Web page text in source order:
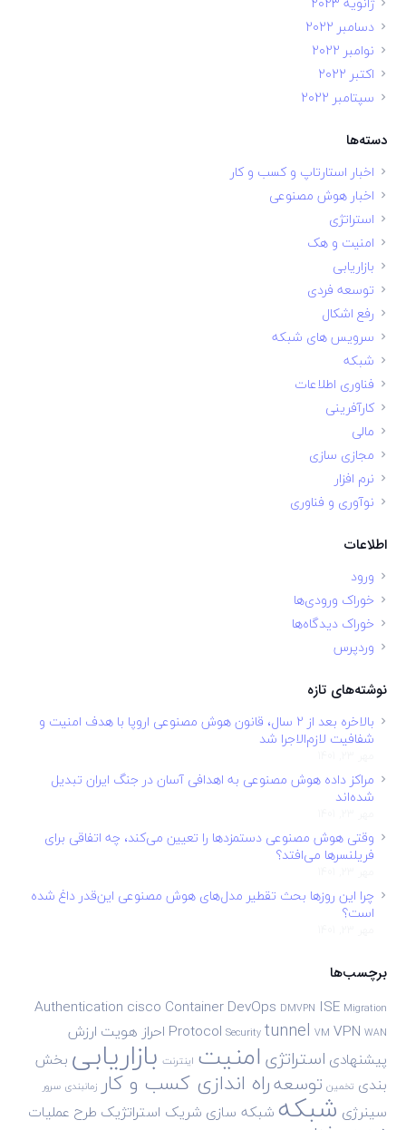
دسامبر 2022
نوامبر 2022
اکتبر 2022
سپتامبر 2022
دسته‌ها
اخبار استارتاپ و کسب و کار
اخبار هوش مصنوعی
استراتژی
امنیت و هک
بازاریابی
توسعه فردی
رفع اشکال
سرویس های شبکه
شبکه
فناوری اطلاعات
کارآفرینی
مالی
مجازی سازی
نرم افزار
نوآوری و فناوری
اطلاعات
ورود
خوراک ورودی‌ها
خوراک دیدگاه‌ها
وردپرس
نوشته‌های تازه
بالاخره بعد از ۲ سال، قانون هوش مصنوعی اروپا با هدف امنیت و
شفافیت لازم‌الاجرا شد
مراکز داده هوش مصنوعی به اهدافی آسان در جنگ ایران تبدیل
شده‌اند
وقتی هوش مصنوعی دستمزدها را تعیین می‌کند، چه اتفاقی برای
فریلنسرها می‌افتد؟
چرا این روزها بحث تقطیر مدل‌های هوش مصنوعی این‌قدر داغ شده
است؟
برچسب‌ها
Authentication cisco ContainerDevOps DMVPN ISE Migration
Protocol Security tunnel VM VPN WAN احراز هویت ارزش
پیشنهادی استراتژی امنیت اینترنت بازاریابیبخش
بندی تخمین توسعهراه اندازی کسب و کار زمانبندی سرور
سینرژی شبکه شبکه سازی شریک استراتژیک طرح عملیات